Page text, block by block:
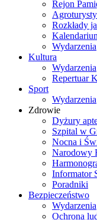
Rejon
Rozkłady
Wydarzenia
Kultura
Wydarzenia
Repertuar
Sport
Wydarzenia
Zdrowie
Dyżury
Szpital w
Nocna i
Narodowy
Informator
Poradniki
Bezpieczeństwo
Wydarzenia
Ochrona